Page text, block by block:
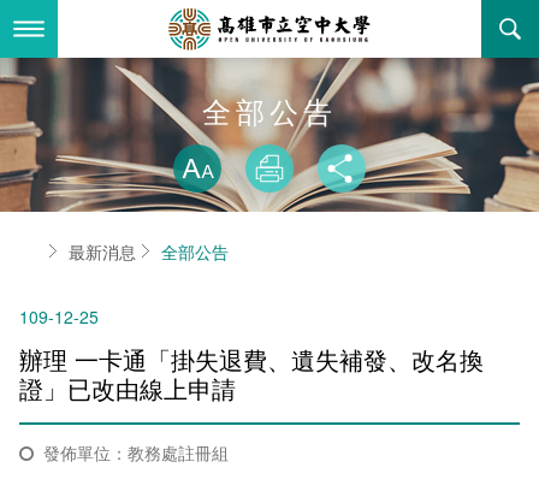
到
要
內最新消息
全部公告
教務公告
學系公告
行政公告
活動研習
招標徵才
關於本校
空大簡介
立案證明
空大校史
空大有利的學習條件
組織架構
本校位置
空大校刊
資訊圖像化專區
校內分機(pdf)
行政單位
行政單位簡介
我們的校長
校長室
教務處註冊組
學術單位
學術單位簡介
通識教育中心
工商管理學系
主題網站
其他好站
國內外開放課程
校務資訊
招生資訊
全部公告
略過字型切
放大
列印 分享
首頁最新消息 全部公告
109-12-25
辦理 一卡通「掛失退費、遺失補發、改名換
證」已改由線上申請
發佈單位：教務處註冊組